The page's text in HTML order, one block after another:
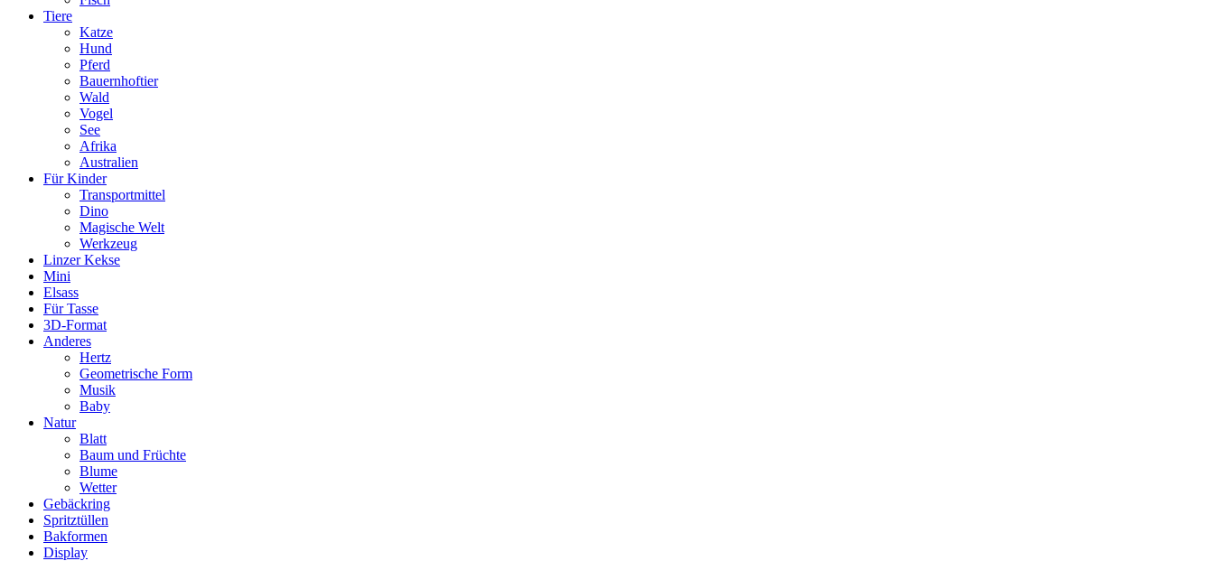
Tiere
Katze
Hund
Pferd
Bauernhoftier
Wald
Vogel
See
Afrika
Australien
Für Kinder
Transportmittel
Dino
Magische Welt
Werkzeug
Linzer Kekse
Mini
Elsass
Für Tasse
3D-Format
Anderes
Hertz
Geometrische Form
Musik
Baby
Natur
Blatt
Baum und Früchte
Blume
Wetter
Gebäckring
Spritztüllen
Bakformen
Display